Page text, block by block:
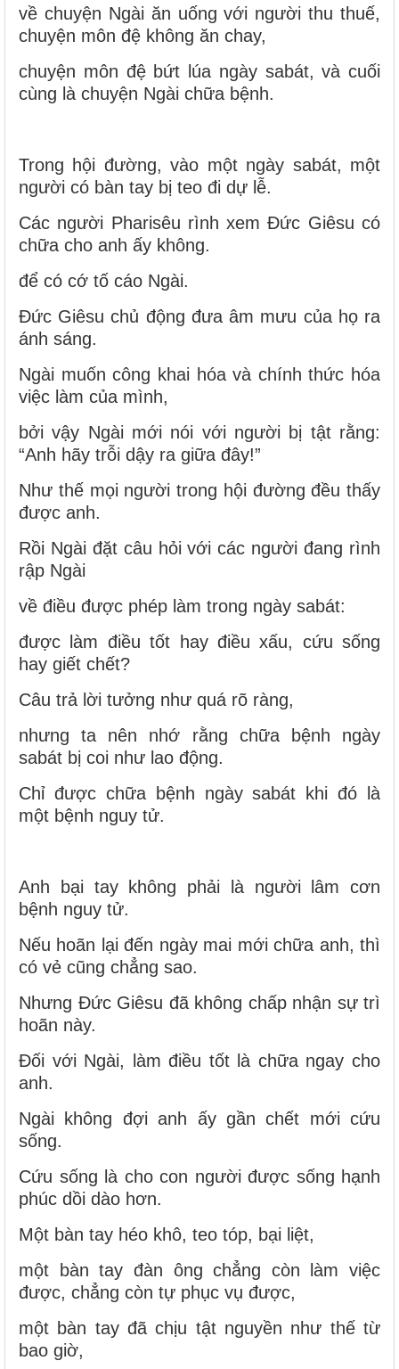
về chuyện Ngài ăn uống với người thu thuế,
chuyện môn đệ không ăn chay,
chuyện môn đệ bứt lúa ngày sabát, và cuối
cùng là chuyện Ngài chữa bệnh.
Trong hội đường, vào một ngày sabát, một
người có bàn tay bị teo đi dự lễ.
Các người Pharisêu rình xem Đức Giêsu có
chữa cho anh ấy không.
để có cớ tố cáo Ngài.
Đức Giêsu chủ động đưa âm mưu của họ ra
ánh sáng.
Ngài muốn công khai hóa và chính thức hóa
việc làm của mình,
bởi vậy Ngài mới nói với người bị tật rằng:
“Anh hãy trỗi dậy ra giữa đây!”
Như thế mọi người trong hội đường đều thấy
được anh.
Rồi Ngài đặt câu hỏi với các người đang rình
rập Ngài
về điều được phép làm trong ngày sabát:
được làm điều tốt hay điều xấu, cứu sống
hay giết chết?
Câu trả lời tưởng như quá rõ ràng,
nhưng ta nên nhớ rằng chữa bệnh ngày
sabát bị coi như lao động.
Chỉ được chữa bệnh ngày sabát khi đó là
một bệnh nguy tử.
Anh bại tay không phải là người lâm cơn
bệnh nguy tử.
Nếu hoãn lại đến ngày mai mới chữa anh, thì
có vẻ cũng chẳng sao.
Nhưng Đức Giêsu đã không chấp nhận sự trì
hoãn này.
Đối với Ngài, làm điều tốt là chữa ngay cho
anh.
Ngài không đợi anh ấy gần chết mới cứu
sống.
Cứu sống là cho con người được sống hạnh
phúc dồi dào hơn.
Một bàn tay héo khô, teo tóp, bại liệt,
một bàn tay đàn ông chẳng còn làm việc
được, chẳng còn tự phục vụ được,
một bàn tay đã chịu tật nguyền như thế từ
bao giờ,